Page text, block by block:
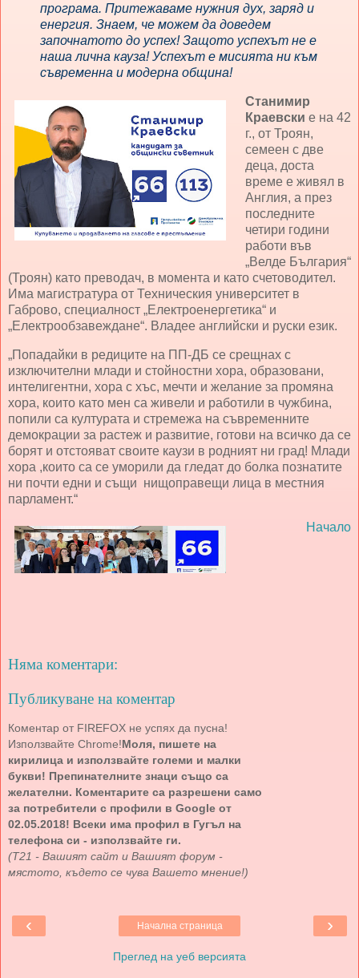
програма. Притежаваме нужния дух, заряд и
енергия. Знаем, че можем да доведем
започнатото до успех! Защото успехът не е
наша лична кауза! Успехът е мисията ни към
съвременна и модерна община!
Станимир
Краевски е на 42
г., от Троян,
семеен с две
деца, доста
време е живял в
Англия, а през
последните
четири години
работи във
„Велде България“
(Троян) като преводач, в момента и като счетоводител.
Има магистратура от Техническия университет в
Габрово, специалност „Електроенергетика“ и
„Електрообзавеждане“. Владее английски и руски език.
„Попадайки в редиците на ПП-ДБ се срещнах с
изключителни млади и стойностни хора, образовани,
интелигентни, хора с хъс, мечти и желание за промяна
хора, които като мен са живели и работили в чужбина,
попили са културата и стремежа на съвременните
демокрации за растеж и развитие, готови на всичко да се
борят и отстояват своите каузи в родният ни град! Млади
хора ,които са се уморили да гледат до болка познатите
ни почти едни и същи нищоправещи лица в местния
парламент.“
Начало
Няма коментари:
Публикуване на коментар
Коментар от FIREFOX не успях да пусна!
Използвайте Chrome!Моля, пишете на
кирилица и използвайте големи и малки
букви! Препинателните знаци също са
желателни. Коментарите са разрешени само
за потребители с профили в Google от
02.05.2018! Всеки има профил в Гугъл на
телефона си - използвайте ги.
(Т21 - Вашият сайт и Вашият форум -
мястото, където се чува Вашето мнение!)
‹ ›
Начална страница
Преглед на уеб версията